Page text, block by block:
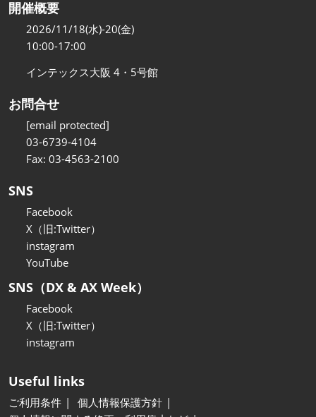
開催概要
2026/11/18(水)-20(金)
10:00-17:00
インテックス大阪 4・5号館
お問合せ
[email protected]
03-6739-4104
Fax: 03-4563-2100
SNS
Facebook
X（旧:Twitter）
instagram
YouTube
SNS（DX & AX Week）
Facebook
X（旧:Twitter）
instagram
Useful links
ご利用条件
個人情報保護方針